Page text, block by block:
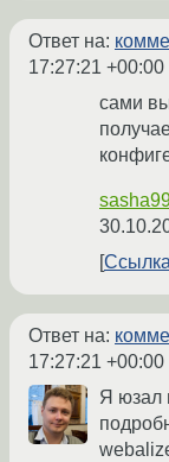
Ответ на:
17:27:21 +00:00
сами
Ссылка
Ответ на:
17:27:21 +00:00
Я юзал